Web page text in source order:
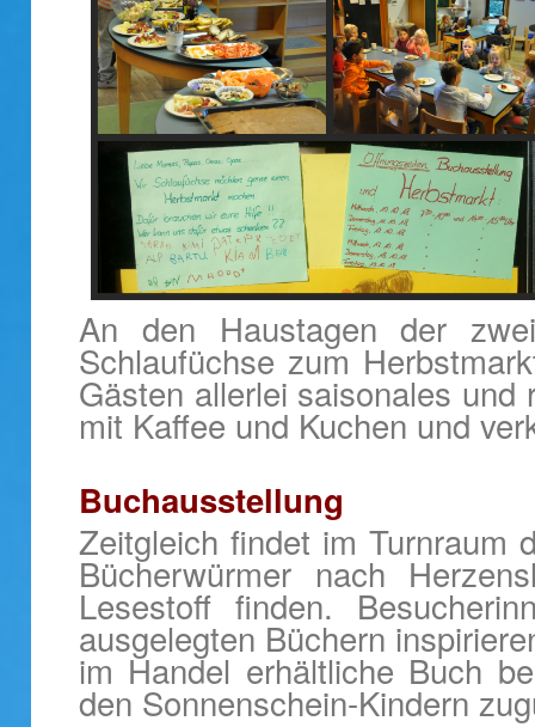
An den Haustagen der
Schlaufüchse zum
Gästen allerlei saisonales
mit Kaffee und Kuchen und
Buchausstellung
Zeitgleich findet im Turnraum
Bücherwürmer nach
Lesestoff finden.
ausgelegten Büchern
im Handel erhältliche Buch
den Sonnenschein-Kindern